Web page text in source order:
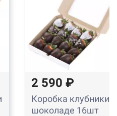
2 590 ₽
Коробка клубники в
шоколаде 16шт